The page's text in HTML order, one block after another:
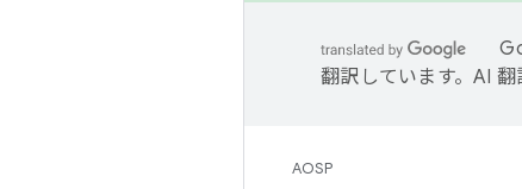
翻訳しています。AI 翻
AOSP